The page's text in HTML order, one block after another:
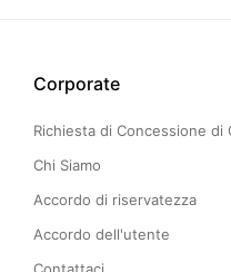
Corporate
Richiesta di Concessione di
Chi Siamo
Accordo di riservatezza
Accordo dell'utente